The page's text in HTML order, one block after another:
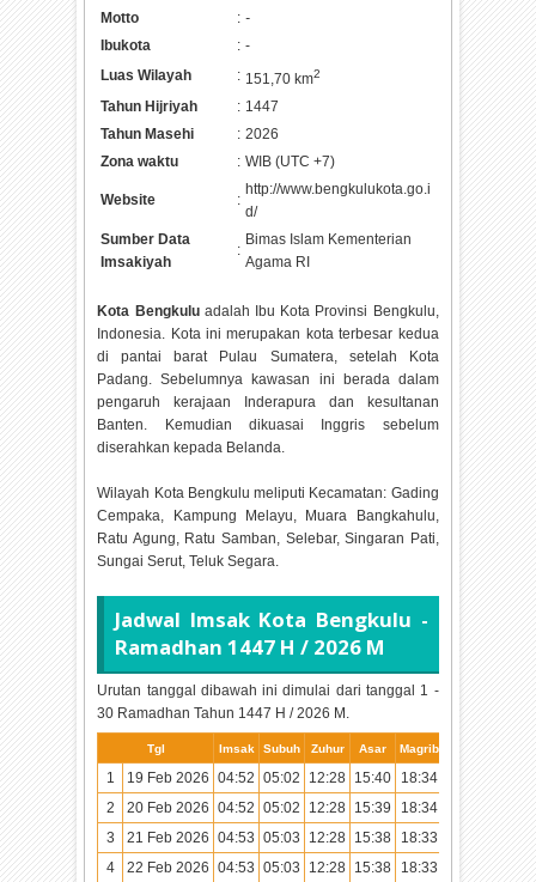
Motto
: -
Ibukota
: -
Luas Wilayah
: 151,70 km2
Tahun Hijriyah : 1447
Tahun Masehi
: 2026
Zona waktu
: WIB (UTC +7)
Website :
http://www.bengkulukota.go.i
d/
Sumber Data
Imsakiyah
:
Bimas Islam Kementerian
Agama RI
Kota Bengkuluadalah Ibu Kota Provinsi Bengkulu,
Indonesia. Kota ini merupakan kota terbesar kedua
di pantai barat Pulau Sumatera, setelah Kota
Padang. Sebelumnya kawasan ini berada dalam
pengaruh kerajaan Inderapura dan kesultanan
Banten. Kemudian dikuasai Inggris sebelum
diserahkan kepada Belanda.
Wilayah Kota Bengkulu meliputi Kecamatan: Gading
Cempaka, Kampung Melayu, Muara Bangkahulu,
Ratu Agung, Ratu Samban, Selebar, Singaran Pati,
Sungai Serut, Teluk Segara.
Jadwal Imsak Kota Bengkulu -
Ramadhan 1447 H / 2026 M
Urutan tanggal dibawah ini dimulai dari tanggal 1 -
30 Ramadhan Tahun 1447 H / 2026 M.
Tgl Imsak Subuh Zuhur Asar Magrib Isya
1 19 Feb 2026 04:52 05:02 12:28 15:40 18:34
19:43
2
20 Feb 2026 04:52 05:02 12:28 15:39 18:34
19:43
3
21 Feb 2026 04:53 05:03 12:28 15:38 18:33
19:43
4
22 Feb 2026 04:53 05:03 12:28 15:38 18:33 19:42